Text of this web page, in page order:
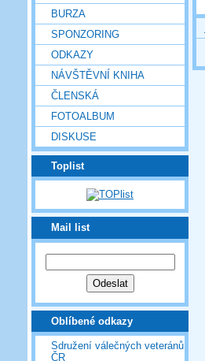
BURZA
SPONZORING
ODKAZY
NÁVŠTĚVNÍ KNIHA
ČLENSKÁ
FOTOALBUM
DISKUSE
Toplist
Mail list
Oblíbené odkazy
Sdružení válečných veteránů
ČR